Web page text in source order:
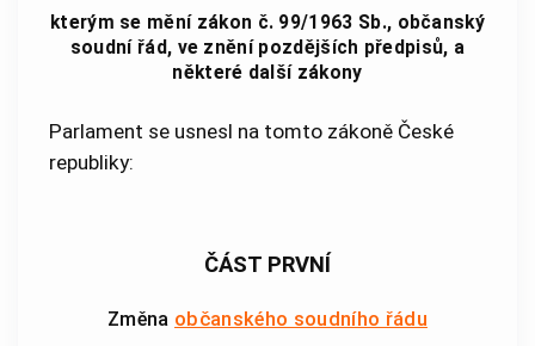
kterým se mění zákon č. 99/1963 Sb., občanský
soudní řád, ve znění pozdějších předpisů, a
některé další zákony
Parlament se usnesl na tomto zákoně České
republiky:
ČÁST PRVNÍ
Změna občanského soudního řádu